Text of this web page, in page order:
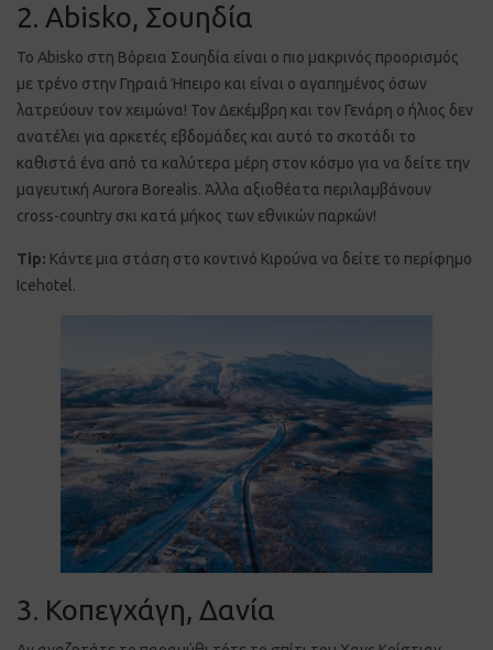
2. Abisko, Σουηδία
Το Abisko στη Βόρεια Σουηδία είναι ο πιο μακρινός προορισμός
με τρένο στην Γηραιά Ήπειρο και είναι ο αγαπημένος όσων
λατρεύουν τον χειμώνα! Τον Δεκέμβρη και τον Γενάρη ο ήλιος δεν
ανατέλει για αρκετές εβδομάδες και αυτό το σκοτάδι το
καθιστά ένα από τα καλύτερα μέρη στον κόσμο για να δείτε την
μαγευτική Aurora Borealis. Άλλα αξιοθέατα περιλαμβάνουν
cross-country σκι κατά μήκος των εθνικών παρκών!
Tip: Κάντε μια στάση στο κοντινό Κιρούνα να δείτε το περίφημο
Icehotel.
3. Κοπεγχάγη, Δανία